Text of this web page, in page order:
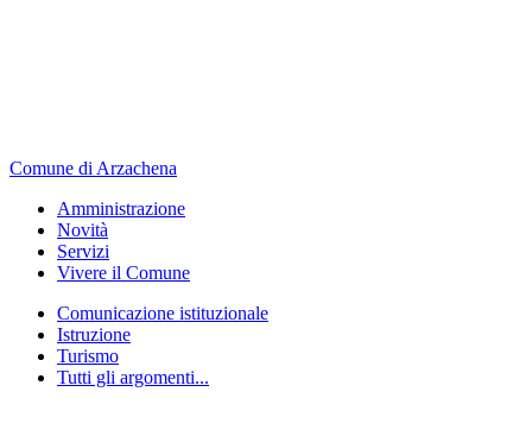
Comune di Arzachena
Amministrazione
Novità
Servizi
Vivere il Comune
Comunicazione istituzionale
Istruzione
Turismo
Tutti gli argomenti...